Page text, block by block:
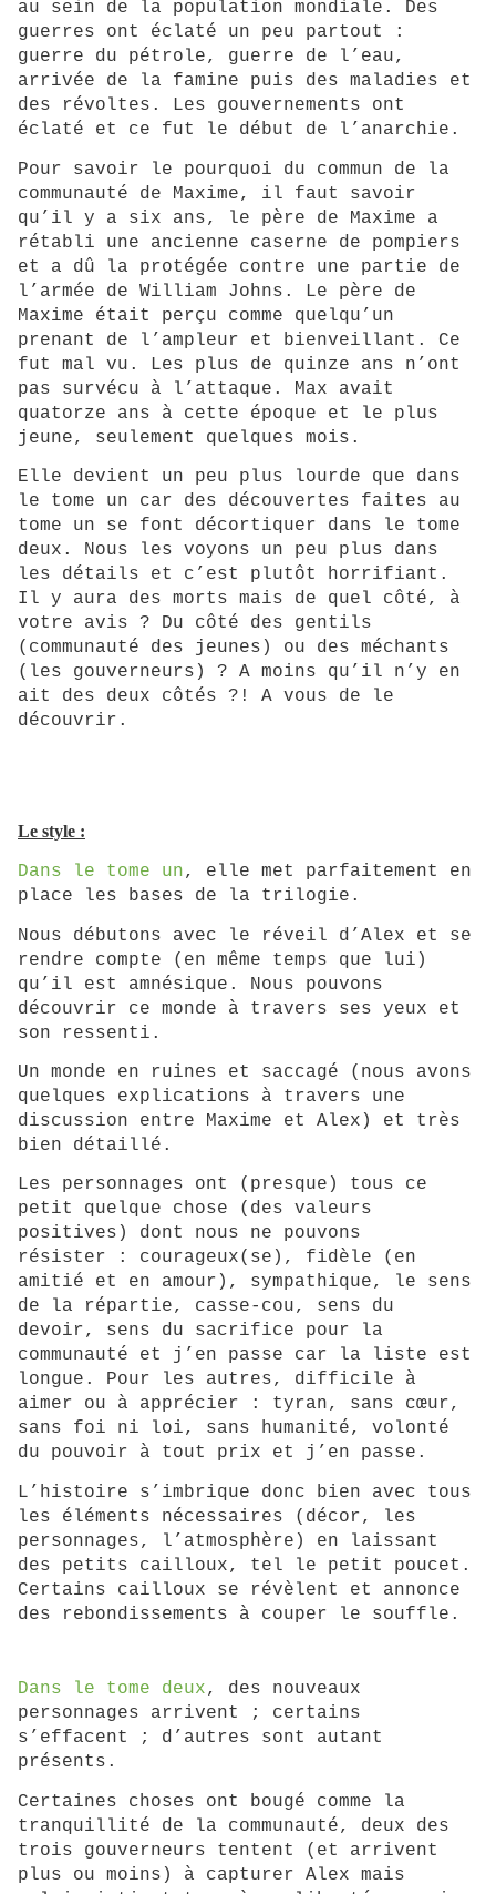
au sein de la population mondiale. Des
guerres ont éclaté un peu partout :
guerre du pétrole, guerre de l’eau,
arrivée de la famine puis des maladies et
des révoltes. Les gouvernements ont
éclaté et ce fut le début de l’anarchie.
Pour savoir le pourquoi du commun de la
communauté de Maxime, il faut savoir
qu’il y a six ans, le père de Maxime a
rétabli une ancienne caserne de pompiers
et a dû la protégée contre une partie de
l’armée de William Johns. Le père de
Maxime était perçu comme quelqu’un
prenant de l’ampleur et bienveillant. Ce
fut mal vu. Les plus de quinze ans n’ont
pas survécu à l’attaque. Max avait
quatorze ans à cette époque et le plus
jeune, seulement quelques mois.
Elle devient un peu plus lourde que dans
le tome un car des découvertes faites au
tome un se font décortiquer dans le tome
deux. Nous les voyons un peu plus dans
les détails et c’est plutôt horrifiant.
Il y aura des morts mais de quel côté, à
votre avis ? Du côté des gentils
(communauté des jeunes) ou des méchants
(les gouverneurs) ? A moins qu’il n’y en
ait des deux côtés ?! A vous de le
découvrir.
Le style :
Dans le tome un, elle met parfaitement en
place les bases de la trilogie.
Nous débutons avec le réveil d’Alex et se
rendre compte (en même temps que lui)
qu’il est amnésique. Nous pouvons
découvrir ce monde à travers ses yeux et
son ressenti.
Un monde en ruines et saccagé (nous avons
quelques explications à travers une
discussion entre Maxime et Alex) et très
bien détaillé.
Les personnages ont (presque) tous ce
petit quelque chose (des valeurs
positives) dont nous ne pouvons
résister : courageux(se), fidèle (en
amitié et en amour), sympathique, le sens
de la répartie, casse-cou, sens du
devoir, sens du sacrifice pour la
communauté et j’en passe car la liste est
longue. Pour les autres, difficile à
aimer ou à apprécier : tyran, sans cœur,
sans foi ni loi, sans humanité, volonté
du pouvoir à tout prix et j’en passe.
L’histoire s’imbrique donc bien avec tous
les éléments nécessaires (décor, les
personnages, l’atmosphère) en laissant
des petits cailloux, tel le petit poucet.
Certains cailloux se révèlent et annonce
des rebondissements à couper le souffle.
Dans le tome deux, des nouveaux
personnages arrivent ; certains
s’effacent ; d’autres sont autant
présents.
Certaines choses ont bougé comme la
tranquillité de la communauté, deux des
trois gouverneurs tentent (et arrivent
plus ou moins) à capturer Alex mais